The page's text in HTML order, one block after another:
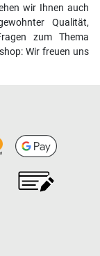
wir Ihnen auch
Qualität,
zum Thema
Wir freuen uns